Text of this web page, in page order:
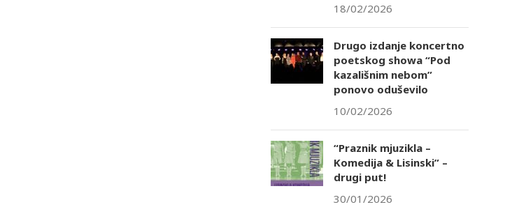
18/02/2026
Drugo izdanje koncertno
poetskog showa “Pod
kazališnim nebom”
ponovo oduševilo
10/02/2026
“Praznik mjuzikla –
Komedija & Lisinski” –
drugi put!
30/01/2026